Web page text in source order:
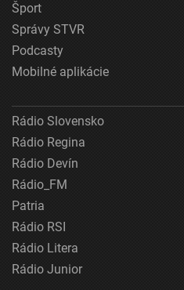
Šport
Správy STVR
Podcasty
Mobilné aplikácie
Rádio Slovensko
Rádio Regina
Rádio Devín
Rádio_FM
Patria
Rádio RSI
Rádio Litera
Rádio Junior